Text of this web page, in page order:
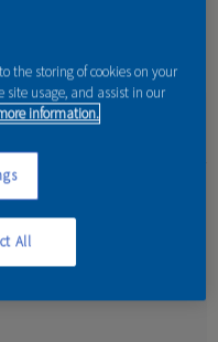
the storing of cookies on your
usage, and assist in our
information.
All